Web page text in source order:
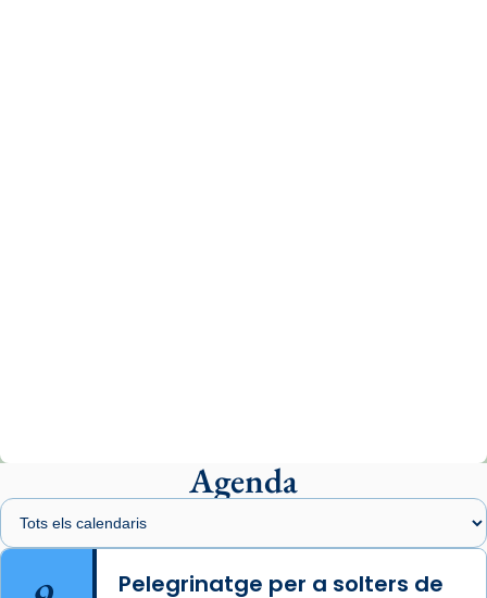
presidit aquest 27 de juliol la missa de Les
Santes de Mataró.
🔗
📸 J. Merino
Agenda
Pelegrinatge per a solters de